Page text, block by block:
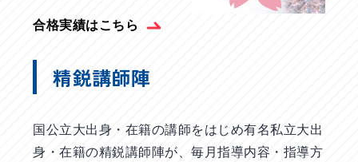
合格実績はこちら
精鋭講師陣
国公立大出身・在籍の講師をはじめ有名私立大出
身・在籍の精鋭講師陣が、毎月指導内容・指導方